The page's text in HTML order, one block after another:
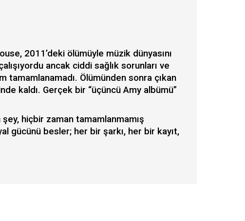
2011’deki ölümüyle müzik dünyasını
ancak ciddi sağlık sorunları ve
tamamlanamadı. Ölümünden sonra çıkan
kaldı. Gerçek bir “üçüncü Amy albümü”
hiçbir zaman tamamlanmamış
gücünü besler; her bir şarkı, her bir kayıt,